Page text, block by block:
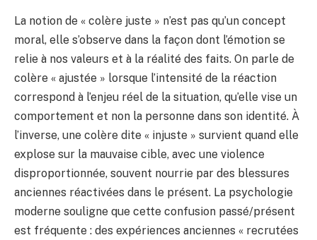
La notion de « colère juste » n’est pas qu’un concept
moral, elle s’observe dans la façon dont l’émotion se
relie à nos valeurs et à la réalité des faits. On parle de
colère « ajustée » lorsque l’intensité de la réaction
correspond à l’enjeu réel de la situation, qu’elle vise un
comportement et non la personne dans son identité. À
l’inverse, une colère dite « injuste » survient quand elle
explose sur la mauvaise cible, avec une violence
disproportionnée, souvent nourrie par des blessures
anciennes réactivées dans le présent. La psychologie
moderne souligne que cette confusion passé/présent
est fréquente : des expériences anciennes « recrutées